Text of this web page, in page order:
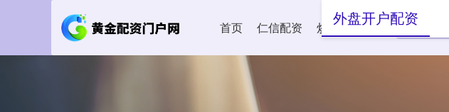
首页 仁信配资 炒股配资门户 外盘开户
外盘开户配资